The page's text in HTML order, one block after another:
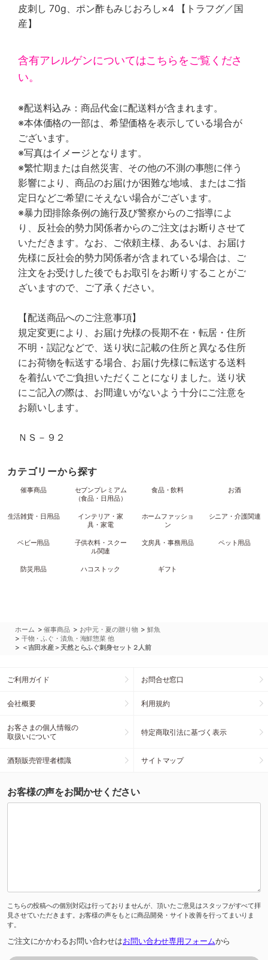
皮刺し 70g、ポン酢もみじおろし×4 【トラフグ／国
産】
含有アレルゲンについてはこちらをご覧くださ
い。
※配送料込み：商品代金に配送料が含まれます。
※本体価格の一部は、希望価格を表示している場合が
ございます。
※写真はイメージとなります。
※繁忙期または自然災害、その他の不測の事態に伴う
影響により、商品のお届けが困難な地域、またはご指
定日などご希望にそえない場合がございます。
※暴力団排除条例の施行及び警察からのご指導によ
り、反社会的勢力関係者からのご注文はお断りさせて
いただきます。なお、ご依頼主様、あるいは、お届け
先様に反社会的勢力関係者が含まれている場合は、ご
注文をお受けした後でもお取引をお断りすることがご
ざいますので、ご了承ください。
【配送商品へのご注意事項】
規定変更により、お届け先様の長期不在・転居・住所
不明・誤記などで、送り状に記載の住所と異なる住所
にお荷物を転送する場合、お届け先様に転送する送料
を着払いでご負担いただくことになりました。送り状
にご記入の際は、お間違いがないよう十分にご注意を
お願いします。
ＮＳ－９２
カテゴリーから探す
催事商品
セブンプレミアム
（食品・日用品）
食品・飲料 お酒
生活雑貨・日用品
インテリア・家
具・家電
ホームファッショ
ン
シニア・介護関連
ベビー用品
子供衣料・スクー
ル関連
文房具・事務用品 ペット用品
防災用品 ハコストック ギフト
ホーム >催事商品 > お中元・夏の贈り物 >鮮魚
> 干物・ふぐ・漬魚・海鮮惣菜 他
> ＜吉田水産＞天然とらふぐ刺身セット２人前
ご利用ガイド お問合せ窓口
会社概要 利用規約
お客さまの個人情報の
取扱いについて
特定商取引法に基づく表示
酒類販売管理者標識 サイトマップ
お客様の声をお聞かせください
こちらの投稿への個別対応は行っておりませんが、頂いたご意見はスタッフがすべて拝
見させていただきます。お客様の声をもとに商品開発・サイト改善を行ってまいりま
す。
ご注文にかかわるお問い合わせはお問い合わせ専用フォームから